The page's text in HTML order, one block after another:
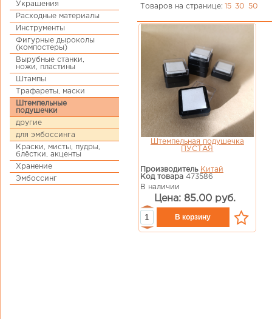
Украшения
Расходные материалы
Инструменты
Фигурные дыроколы
(компостеры)
Вырубные станки,
ножи, пластины
Штампы
Трафареты, маски
Штемпельные
подушечки
другие
для эмбоссинга
Краски, мисты, пудры,
блёстки, акценты
Хранение
Эмбоссинг
Товаров на странице: 15 30 50
Штемпельная подушечка
ПУСТАЯ
Производитель Китай
Код товара 473586
В наличии
Цена: 85.00 руб.